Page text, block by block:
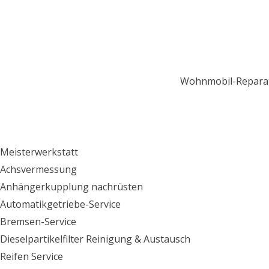
Wohnmobil-
Meisterwerkstatt
Achsvermessung
Anhängerkupplung nachrüsten
Automatikgetriebe-Service
Bremsen-Service
Dieselpartikelfilter Reinigung & Austausch
Reifen Service